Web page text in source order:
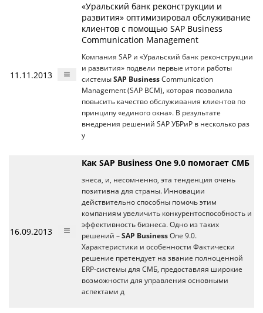
11.11.2013
«Уральский банк реконструкции и
развития» оптимизировал обслуживание
клиентов с помощью SAP Business
Communication Management
Компания SAP и «Уральский банк реконструкции
и развития» подвели первые итоги работы
системы SAP Business Communication
Management (SAP BCM), которая позволила
повысить качество обслуживания клиентов по
принципу «единого окна». В результате
внедрения решений SAP УБРиР в несколько раз
у
16.09.2013
Как SAP Business One 9.0 помогает СМБ
знеса, и, несомненно, эта тенденция очень
позитивна для страны. Инновации
действительно способны помочь этим
компаниям увеличить конкурентоспособность и
эффективность бизнеса. Одно из таких
решений – SAP Business One 9.0.
Характеристики и особенности Фактически
решение претендует на звание полноценной
ERP-системы для СМБ, предоставляя широкие
возможности для управления основными
аспектами д